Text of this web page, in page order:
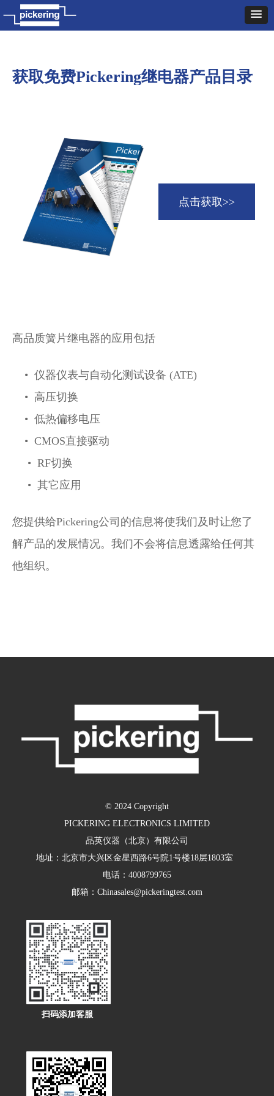
获取免费Pickering继电器产品目录
高品质簧片继电器的应用包括
• 仪器仪表与自动化测试设备 (ATE)
• 高压切换
• 低热偏移电压
• CMOS直接驱动
• RF切换
• 其它应用
您提供给Pickering公司的信息将使我们及时让您了
解产品的发展情况。我们不会将信息透露给任何其
他组织。
点击获取>>
© 2024 Copyright
PICKERING ELECTRONICS LIMITED
品英仪器（北京）有限公司
地址：北京市大兴区金星西路6号院1号楼18层1803室
电话：4008799765
邮箱：Chinasales@pickeringtest.com
扫码添加客服